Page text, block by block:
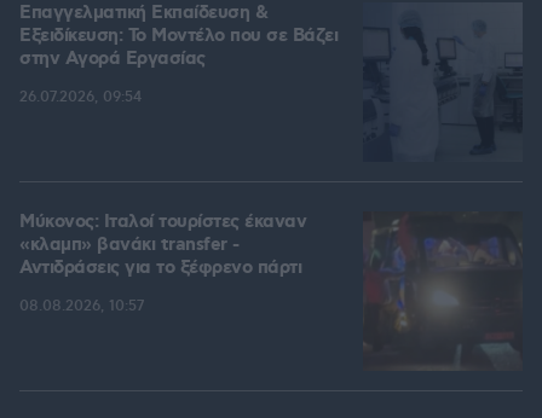
Επαγγελματική Εκπαίδευση &
Εξειδίκευση: Το Mοντέλο που σε Bάζει
στην Aγορά Eργασίας
26.07.2026, 09:54
Μύκονος: Ιταλοί τουρίστες έκαναν
«κλαμπ» βανάκι transfer -
Αντιδράσεις για το ξέφρενο πάρτι
08.08.2026, 10:57